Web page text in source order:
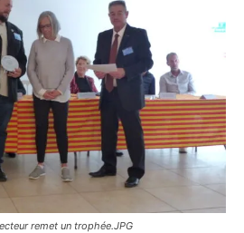
remet un trophée.JPG